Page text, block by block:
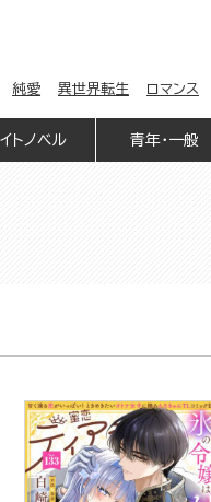
純愛 異世界転生 ロマンス
トノベル 青年・一般